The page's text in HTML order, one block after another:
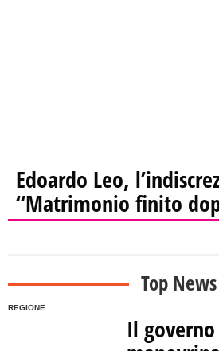
Edoardo Leo,
“Matrimonio finito
Top News
REGIONE
Il